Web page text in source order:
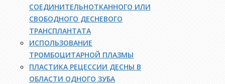
СОЕДИНИТЕЛЬНОТКАННОГО ИЛИ
СВОБОДНОГО ДЕСНЕВОГО
ТРАНСПЛАНТАТА
ИСПОЛЬЗОВАНИЕ
ТРОМБОЦИТАРНОЙ ПЛАЗМЫ
ПЛАСТИКА РЕЦЕССИИ ДЕСНЫ В
ОБЛАСТИ ОДНОГО ЗУБА